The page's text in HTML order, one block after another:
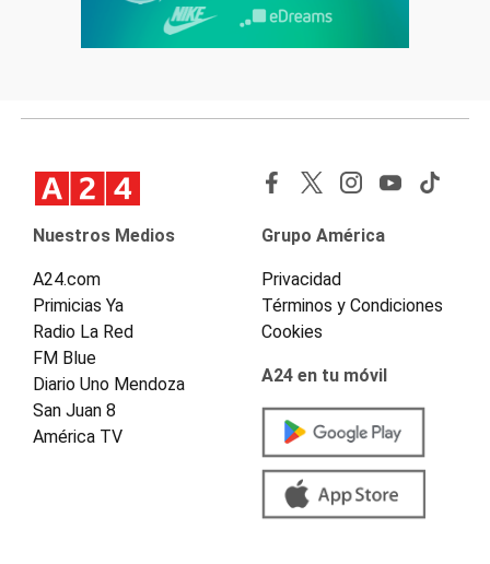
Nuestros Medios
A24.com
Primicias Ya
Radio La Red
FM Blue
Diario Uno Mendoza
San Juan 8
América TV
Grupo América
Privacidad
Términos y Condiciones
Cookies
A24 en tu móvil